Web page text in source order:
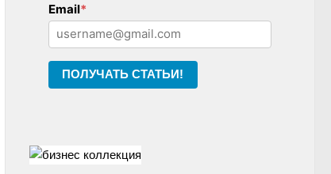
Email*
ПОЛУЧАТЬ СТАТЬИ!